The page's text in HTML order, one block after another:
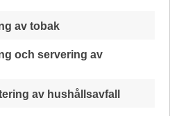
av tobak
och servering av
av hushållsavfall